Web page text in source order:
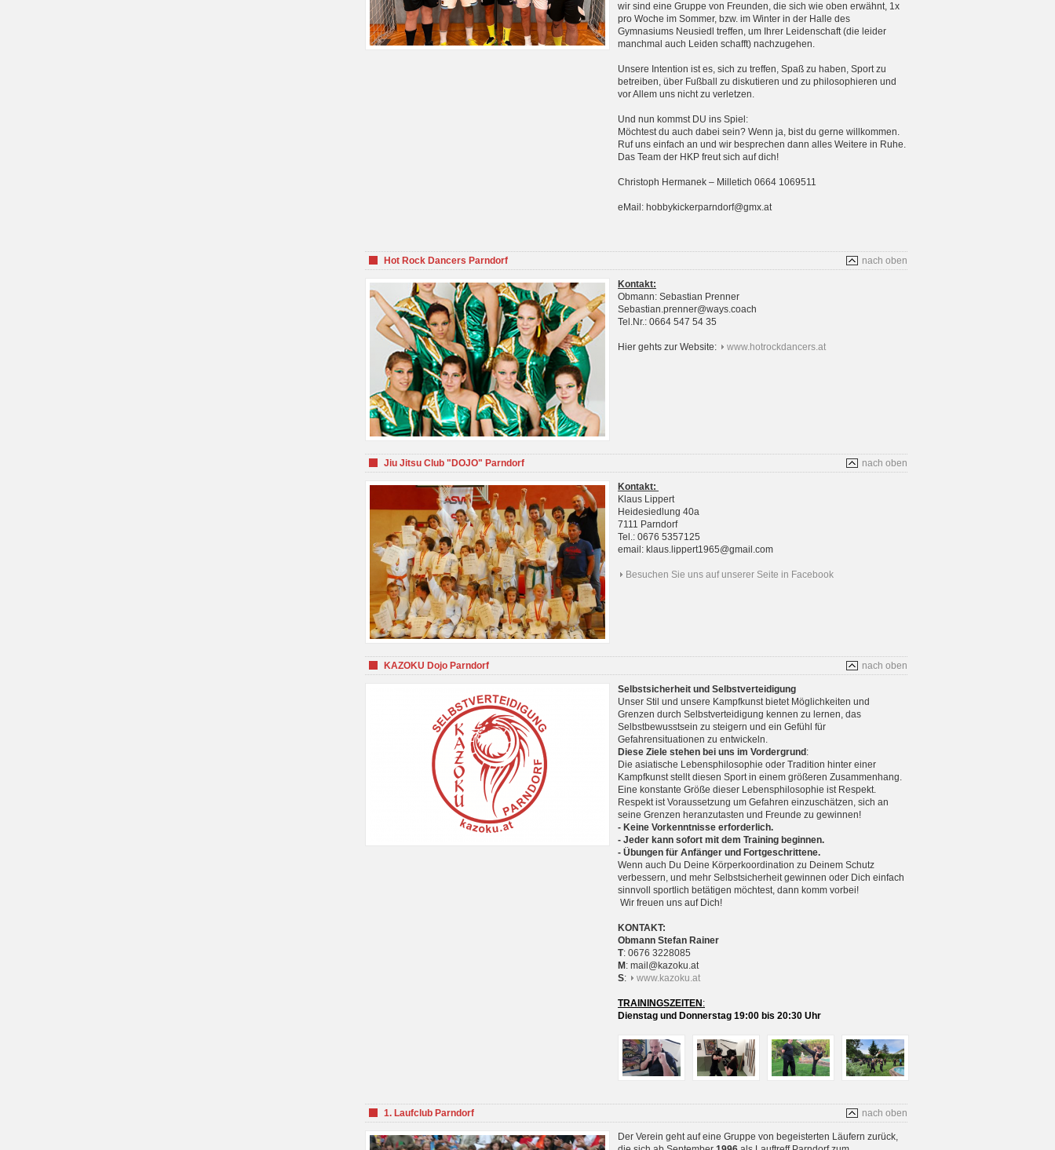
wir sind eine Gruppe von Freunden, die sich wie oben erwähnt, 1x
pro Woche im Sommer, bzw. im Winter in der Halle des
Gymnasiums Neusiedl treffen, um Ihrer Leidenschaft (die leider
manchmal auch Leiden schafft) nachzugehen.
Unsere Intention ist es, sich zu treffen, Spaß zu haben, Sport zu
betreiben, über Fußball zu diskutieren und zu philosophieren und
vor Allem uns nicht zu verletzen.
Und nun kommst DU ins Spiel:
Möchtest du auch dabei sein? Wenn ja, bist du gerne willkommen.
Ruf uns einfach an und wir besprechen dann alles Weitere in Ruhe.
Das Team der HKP freut sich auf dich!
Christoph Hermanek – Milletich 0664 1069511
eMail: hobbykickerparndorf@gmx.at
nach oben
Hot Rock Dancers Parndorf
Kontakt:
Obmann: Sebastian Prenner
Sebastian.prenner@ways.coach
Tel.Nr.: 0664 547 54 35
Hier gehts zur Website: www.hotrockdancers.at
nach oben
Jiu Jitsu Club "DOJO" Parndorf
Kontakt:
Klaus Lippert
Heidesiedlung 40a
7111 Parndorf
Tel.: 0676 5357125
email: klaus.lippert1965@gmail.com
Besuchen Sie uns auf unserer Seite in Facebook
nach oben
KAZOKU Dojo Parndorf
Selbstsicherheit und Selbstverteidigung
Unser Stil und unsere Kampfkunst bietet Möglichkeiten und
Grenzen durch Selbstverteidigung kennen zu lernen, das
Selbstbewusstsein zu steigern und ein Gefühl für
Gefahrensituationen zu entwickeln.
Diese Ziele stehen bei uns im Vordergrund :
Die asiatische Lebensphilosophie oder Tradition hinter einer
Kampfkunst stellt diesen Sport in einem größeren Zusammenhang.
Eine konstante Größe dieser Lebensphilosophie ist Respekt.
Respekt ist Voraussetzung um Gefahren einzuschätzen, sich an
seine Grenzen heranzutasten und Freunde zu gewinnen!
- Keine Vorkenntnisse erforderlich.
- Jeder kann sofort mit dem Training beginnen.
- Übungen für Anfänger und Fortgeschrittene.
Wenn auch Du Deine Körperkoordination zu Deinem Schutz
verbessern, und mehr Selbstsicherheit gewinnen oder Dich einfach
sinnvoll sportlich betätigen möchtest, dann komm vorbei!
Wir freuen uns auf Dich!
KONTAKT:
Obmann Stefan Rainer
T: 0676 3228085
M : mail@kazoku.at
S: www.kazoku.at
TRAININGSZEITEN :
Dienstag und Donnerstag 19:00 bis 20:30 Uhr
nach oben
1. Laufclub Parndorf
Der Verein geht auf eine Gruppe von begeisterten Läufern zurück,